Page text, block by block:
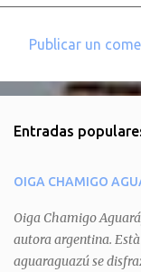
e
t
a
r
i
Publicar un
Entradas
OIGA CHAMIGO
Oiga Chamigo
autora argentina.
aguaraguazú se